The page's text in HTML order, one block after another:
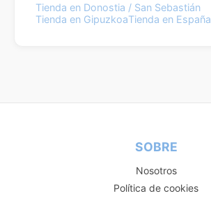
Tienda en Donostia / San Sebastián
Tienda en GipuzkoaTienda en España
SOBRE
Nosotros
Política de cookies